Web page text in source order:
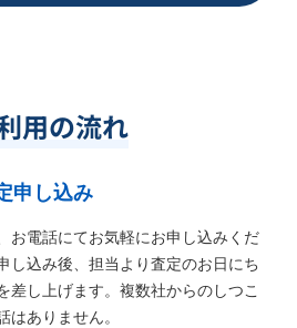
用の流れ
申し込み
お電話にてお気軽にお申し込みくだ
し込み後、担当より査定のお日にち
差し上げます。複数社からのしつこ
はありません。